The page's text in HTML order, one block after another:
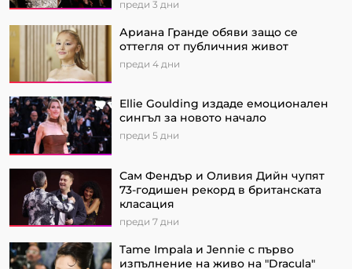
преди 3 дни
Ариана Гранде обяви защо се
оттегля от публичния живот
преди 4 дни
Ellie Goulding издаде емоционален
сингъл за новото начало
преди 5 дни
Сам Фендър и Оливия Дийн чупят
73-годишен рекорд в британската
класация
преди 7 дни
Tame Impala и Jennie с първо
изпълнение на живо на "Dracula"